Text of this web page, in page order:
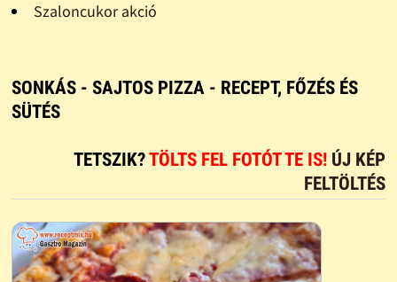
Szaloncukor akció
SONKÁS - SAJTOS PIZZA - RECEPT, FŐZÉS ÉS
SÜTÉS
TETSZIK?TÖLTS FEL FOTÓT TE IS! ÚJ KÉP
FELTÖLTÉS